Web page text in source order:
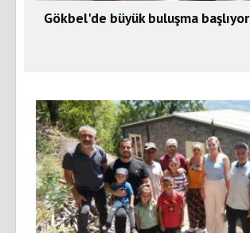
Gökbel'de büyük buluşma başlıyor